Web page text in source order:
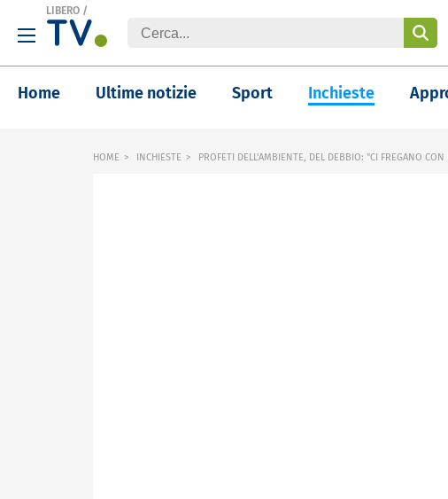
LIBERO /
Home Ultime notizie Sport Inchieste
HOME INCHIESTE PROFETI DELL'AMBIENTE, DEL DEBBIO: "CI FREGANO CON